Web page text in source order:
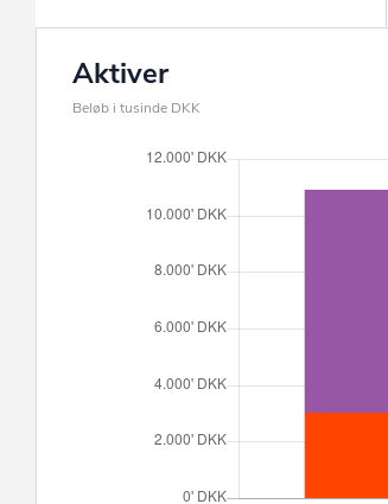
Aktiver
Beløb i tusinde DKK